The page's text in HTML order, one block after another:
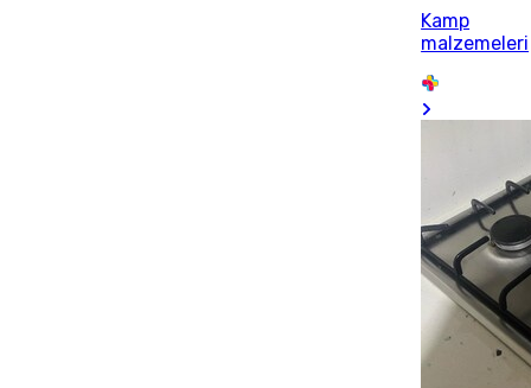
Kamp
malzemeleri